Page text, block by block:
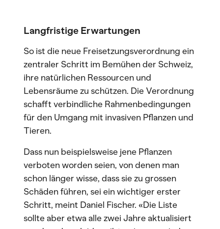
Langfristige Erwartungen
So ist die neue Freisetzungsverordnung ein
zentraler Schritt im Bemühen der Schweiz,
ihre natürlichen Ressourcen und
Lebensräume zu schützen. Die Verordnung
schafft verbindliche Rahmenbedingungen
für den Umgang mit invasiven Pflanzen und
Tieren.
Dass nun beispielsweise jene Pflanzen
verboten worden seien, von denen man
schon länger wisse, dass sie zu grossen
Schäden führen, sei ein wichtiger erster
Schritt, meint Daniel Fischer. «Die Liste
sollte aber etwa alle zwei Jahre aktualisiert